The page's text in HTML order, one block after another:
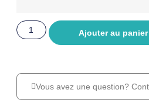
Ajouter au panier
Vous avez une question?